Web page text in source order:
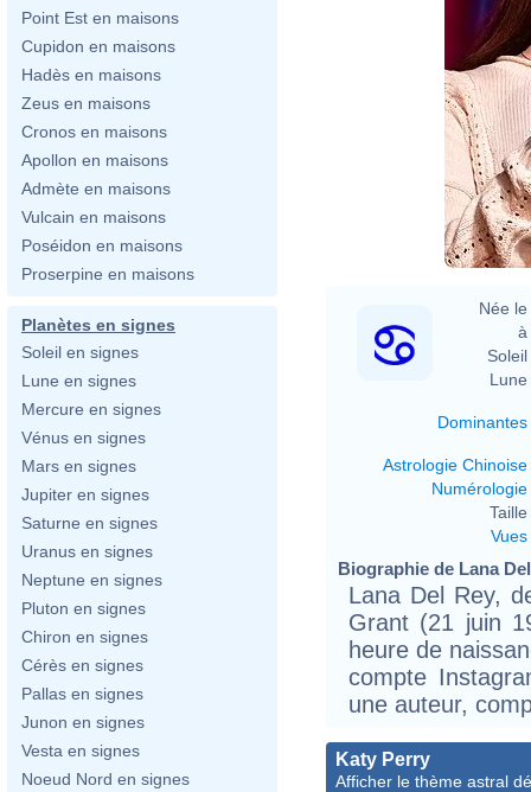
Point Est en maisons
Cupidon en maisons
Hadès en maisons
Zeus en maisons
Cronos en maisons
Apollon en maisons
Admète en maisons
Vulcain en maisons
Poséidon en maisons
Proserpine en maisons
Planètes en signes
Soleil en signes
Lune en signes
Mercure en signes
Vénus en signes
Mars en signes
Jupiter en signes
Saturne en signes
Uranus en signes
Neptune en signes
Pluton en signes
Chiron en signes
Cérès en signes
Pallas en signes
Junon en signes
Vesta en signes
Noeud Nord en signes
Née le
à
Soleil
Lune
Dominantes
Astrologie Chinoise
Numérologie
Taille
Vues
Biographie de Lana
Lana Del Rey,
Grant (21 juin
heure de
compte
une auteur,
Katy Perry
Afficher le thème astral